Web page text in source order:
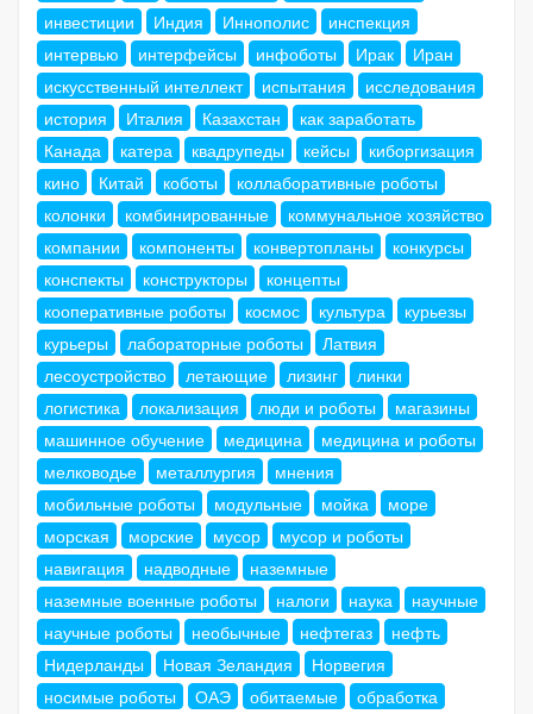
инвестиции
Индия Иннополис
инспекция
интервью
интерфейсы инфоботы Ирак
Иран
искусственный интеллект
испытания
исследования
история
Италия Казахстан
как заработать
Канада
катера квадрупеды кейсы
киборгизация
кино
Китай коботы
коллаборативные роботы
колонки
комбинированные
коммунальное хозяйство
компании
компоненты конвертопланы
конкурсы
конспекты
конструкторы
концепты
кооперативные роботы
космос культура
курьезы
курьеры
лабораторные роботы
Латвия
лесоустройство
летающие лизинг
линки
логистика
локализация люди и роботы
магазины
машинное обучение
медицина
медицина и роботы
мелководье
металлургия
мнения
мобильные роботы
модульные мойка
море
морская
морские мусор
мусор и роботы
навигация
надводные
наземные
наземные военные роботы
налоги наука
научные
научные роботы
необычные нефтегаз
нефть
Нидерланды
Новая Зеландия
Норвегия
носимые роботы
ОАЭ обитаемые
обработка